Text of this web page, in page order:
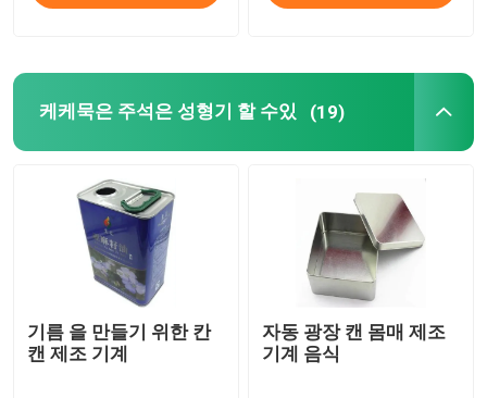
주석 박스 성형기
쉬운 개구 단 기계류
캡 기계에서 떨어져 뒤틀리세요
사용 된 인쇄기
케케묵은 주석은 성형기 할 수있 (19)
기름 을 만들기 위한 칸
캔 제조 기계
자동 광장 캔 몸매 제조
기계 음식